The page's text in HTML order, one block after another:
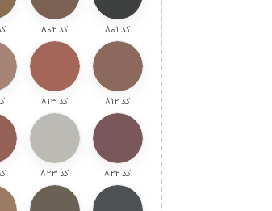
کد ۸۰۱ کد ۸۰2 کد
کد ۸12 کد ۸13
کد ۸22 کد ۸23 کد